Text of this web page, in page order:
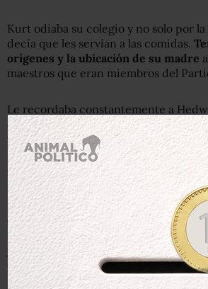
Kurt odiaba su colegio y no solo por
decía que les servían a las comidas.
orígenes y la ubicación de su madre
maestros que eran miembros del
Le recordaba constantemente a
escribiera al colegio, pero sus
vano. El 20 de mayo le informa que:
hostigan mucho; parece que se
que soy un Mischling".
Durante un tiempo, la tía Otti y otros
desplazados de Kurt le
nutrición, cada vez que podían
judíos no pueden comprar fruta o
de mayo.